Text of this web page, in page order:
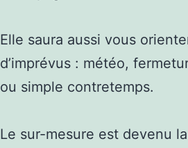
Elle saura aussi vous
d’imprévus : météo,
ou simple contretemps.
Le sur-mesure est devenu